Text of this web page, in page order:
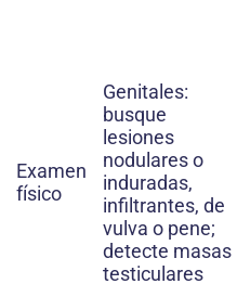
Examen
físico
Genitales:
busque
lesiones
nodulares o
induradas,
infiltrantes, de
vulva o pene;
detecte masas
testiculares